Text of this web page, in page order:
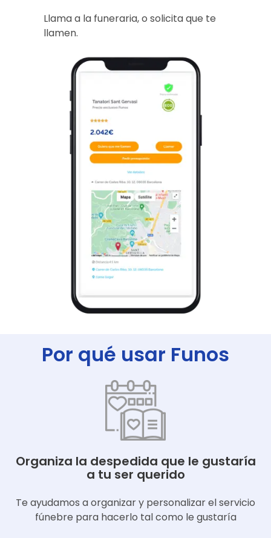
Llama a la funeraria, o solicita que te
llamen.
Por qué usar Funos
Organiza la despedida que le gustaría
a tu ser querido
Te ayudamos a organizar y personalizar el servicio
fúnebre para hacerlo tal como le gustaría